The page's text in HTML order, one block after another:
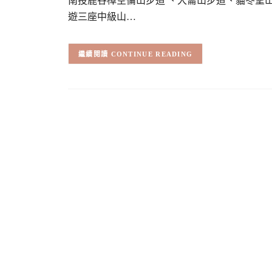
遊三座中級山…
CONTINUE READING